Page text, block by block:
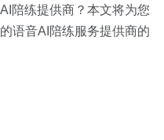
陪练提供商？本文将为您
语音AI陪练服务提供商的